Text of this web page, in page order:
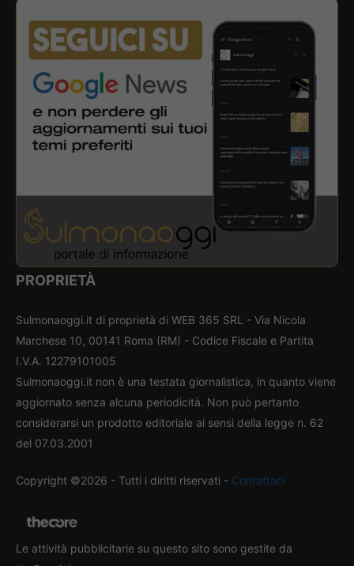
PROPRIETÀ
Sulmonaoggi.it di proprietà di WEB 365 SRL - Via Nicola
Marchese 10, 00141 Roma (RM) - Codice Fiscale e Partita
I.V.A. 12279101005
Sulmonaoggi.it non è una testata giornalistica, in quanto viene
aggiornato senza alcuna periodicità. Non può pertanto
considerarsi un prodotto editoriale ai sensi della legge n. 62
del 07.03.2001
Copyright ©2026 - Tutti i diritti riservati - Contattaci
Le attività pubblicitarie su questo sito sono gestite da